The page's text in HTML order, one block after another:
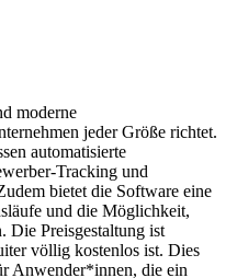
moderne
jeder Größe richtet.
automatisierte
Tracking und
bietet die Software eine
und die Möglichkeit,
Die Preisgestaltung ist
völlig kostenlos ist. Dies
Anwender*innen, die ein